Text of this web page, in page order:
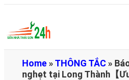
Home »THÔNG TẮC »
nghẹt tại Long Thành【